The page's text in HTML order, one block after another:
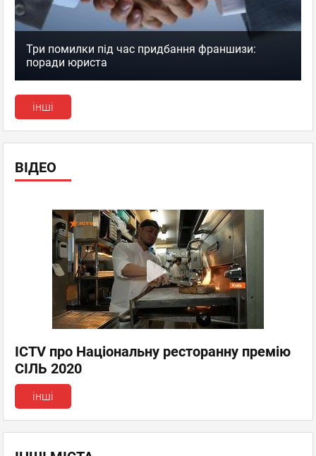
Три помилки під час придбання франшизи:
поради юриста
інші
ВІДЕО
ICTV про Національну ресторанну премію
СІЛЬ 2020
інші